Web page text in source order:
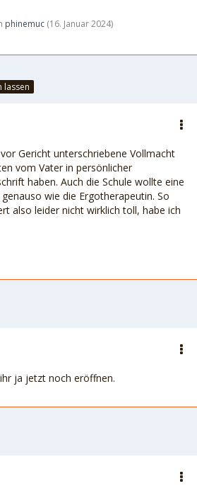
phinemuc (16. Januar 2024)
lassen
Gericht unterschriebene Vollmacht
vom Vater in persönlicher
haben. Auch die Schule wollte eine
wie die Ergotherapeutin. So
also leider nicht wirklich toll, habe ich
ja jetzt noch eröffnen.